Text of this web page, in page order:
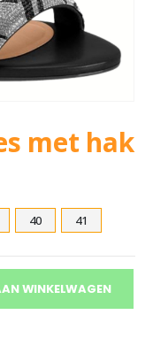
met hak
40 41
WINKELWAGEN